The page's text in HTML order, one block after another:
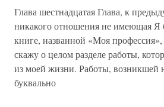
Глава шестнадцатая Глава, к
никакого отношения не имеющая Я
книге, названной «Моя
скажу о целом разделе работы,
из моей жизни. Работы, возникшей
буквально